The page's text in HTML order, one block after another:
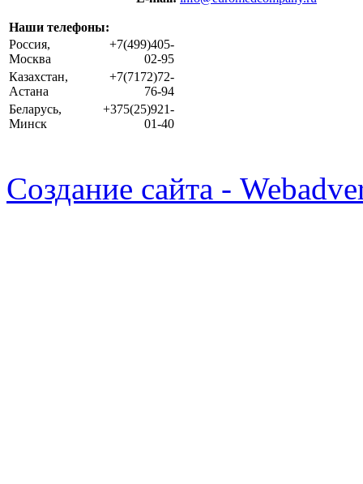
Наши телефоны:
Россия,
Москва
+7(499)405-
02-95
Казахстан,
Астана
+7(7172)72-
76-94
Беларусь,
Минск
+375(25)921-
01-40
Создание сайта -